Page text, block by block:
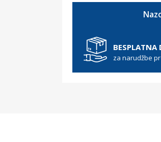
BESPLATNA
za narudžbe